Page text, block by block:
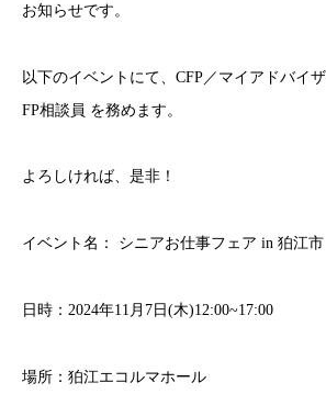
お知らせです。
以下のイベントにて、CFP／マイアドバイ
FP相談員 を務めます。
よろしければ、是非！
イベント名： シニアお仕事フェア in 狛江市
日時：2024年11月7日(木)12:00~17:00
場所：狛江エコルマホール